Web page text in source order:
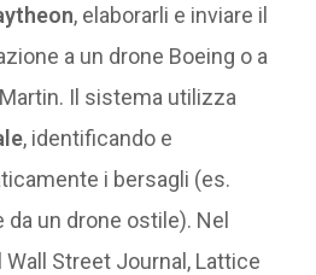
, elaborarli e inviare il
a un drone Boeing o a
Il sistema utilizza
, identificando e
i bersagli (es.
un drone ostile). Nel
Wall Street Journal, Lattice